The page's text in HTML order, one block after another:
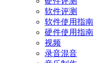
软件评测
软件使用指南
硬件使用指南
视频
录音混音